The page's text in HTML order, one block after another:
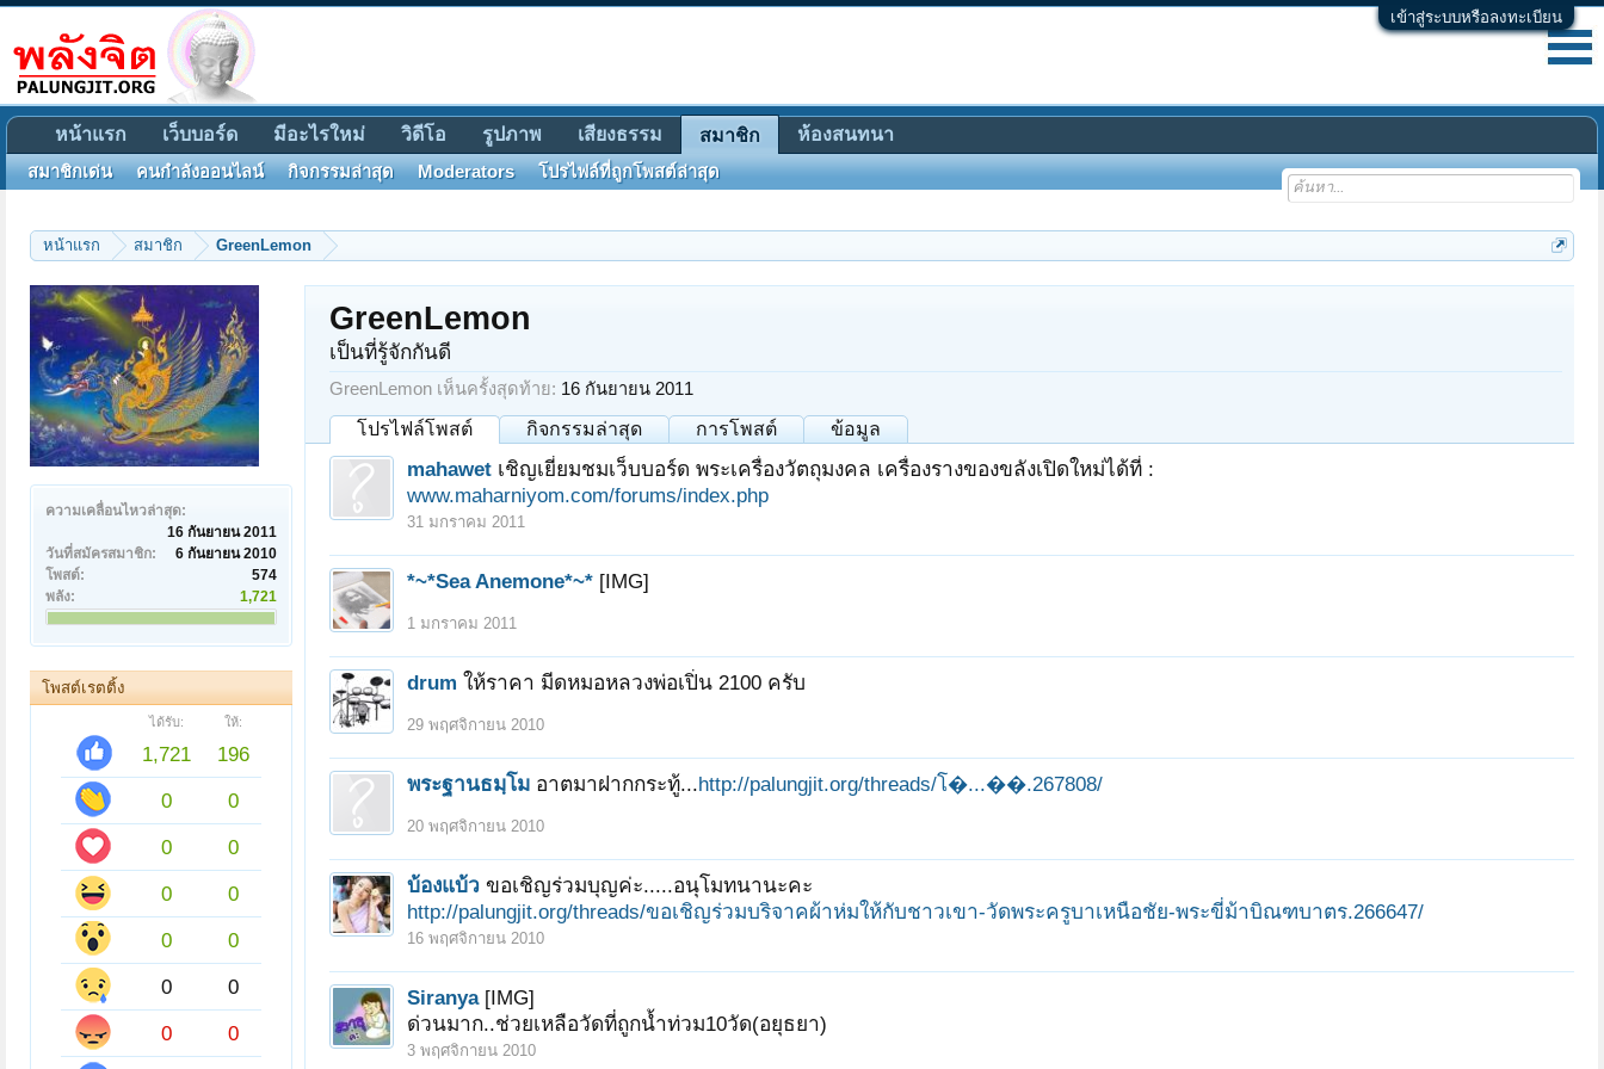
เข้าสู่ระบบหรือลงทะเบียน
หน้าแรก สมาชิก GreenLemon
ความเคลื่อนไหวล่าสุด:
16 กันยายน 2011
วันที่สมัครสมาชิก:
6 กันยายน 2010
โพสต์:
574
พลัง:
1,721
โพสต์เรตติ้ง
ได้รับ: ให้:
1,721
196
0
0
0
0
0
0
0
0
0
0
0
0
GreenLemon
เป็นที่รู้จักกันดี
GreenLemon เห็นครั้งสุดท้าย: 16 กันยายน 2011
โปรไฟล์โพสต์ กิจกรรมล่าสุด การโพสต์ ข้อมูล
mahawet เชิญเยี่ยมชมเว็บบอร์ด พระเครื่องวัตถุมงคล เครื่องรางของขลังเปิดใหม่ได้ที่ :
www.maharniyom.com/forums/index.php
31 มกราคม 2011
*~*Sea Anemone*~* [IMG]
1 มกราคม 2011
drum ให้ราคา มีดหมอหลวงพ่อเปิ่น 2100 ครับ
29 พฤศจิกายน 2010
พระฐานธมฺโม อาตมาฝากกระทู้...http://palungjit.org/threads/โ�...��.267808/
20 พฤศจิกายน 2010
บ้องแบ้ว ขอเชิญร่วมบุญค่ะ.....อนุโมทนานะคะ
http://palungjit.org/threads/ขอเชิญร่วมบริจาคผ้าห่มให้กับชาวเขา-วัดพระครูบาเหนือชัย-พระขี่ม้าบิณฑบาตร.266647/
16 พฤศจิกายน 2010
Siranya [IMG]
ด่วนมาก..ช่วยเหลือวัดที่ถูกน้ำท่วม10วัด(อยุธยา)
3 พฤศจิกายน 2010
หน้าแรก เว็บบอร์ด มีอะไรใหม่ วิดีโอ รูปภาพ เสียงธรรม สมาชิก
สมาชิกเด่น คนกำลังออนไลน์ กิจกรรมล่าสุด Moderators โปรไฟล์ที่ถูกโพสต์ล่าสุด
ห้องสนทนา